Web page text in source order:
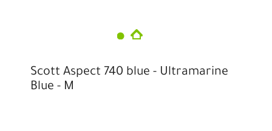
Scott Aspect 740 blue - Ultramarine
Blue - M